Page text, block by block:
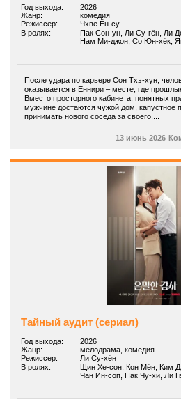
Год выхода:
2026
Жанр:
комедия
Режиссер:
Чхве Ён-су
В ролях:
Пак Сон-ун, Ли Су-гён, Ли
Нам Ми-джон, Со Юн-хёк,
После удара по карьере Сон Тхэ-хун,
оказывается в Еннири – месте, где
Вместо просторного кабинета, понятных
мужчине достаются чужой дом,
принимать нового соседа за своего....
13 июнь 2026
Тайный аудит (сериал)
Год выхода:
2026
Жанр:
мелодрама, комедия
Режиссер:
Ли Су-хён
В ролях:
Щин Хе-сон, Кон Мён, Ким
Чан Ин-соп, Пак Чу-хи, Ли